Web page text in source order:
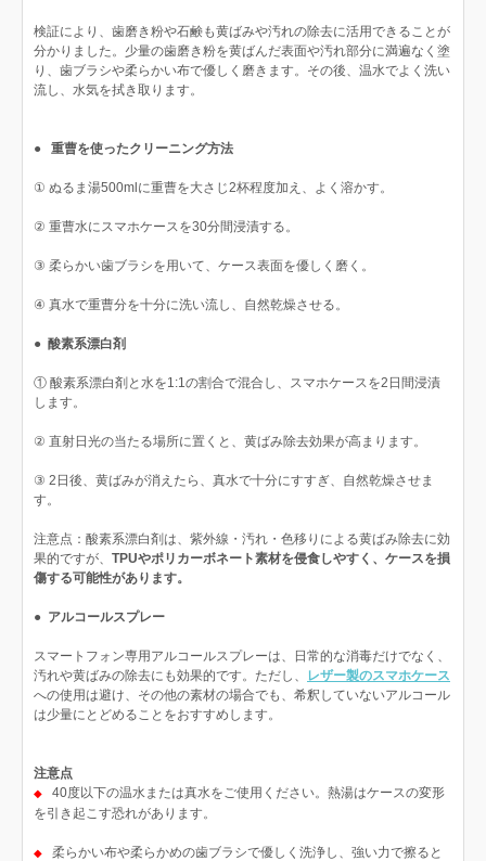
検証により、歯磨き粉や石鹸も黄ばみや汚れの除去に活用できることが
分かりました。少量の歯磨き粉を黄ばんだ表面や汚れ部分に満遍なく塗
り、歯ブラシや柔らかい布で優しく磨きます。その後、温水でよく洗い
流し、水気を拭き取ります。
● 重曹を使ったクリーニング方法
① ぬるま湯500mlに重曹を大さじ2杯程度加え、よく溶かす。
② 重曹水にスマホケースを30分間浸漬する。
③ 柔らかい歯ブラシを用いて、ケース表面を優しく磨く。
④ 真水で重曹分を十分に洗い流し、自然乾燥させる。
● 酸素系漂白剤
① 酸素系漂白剤と水を1:1の割合で混合し、スマホケースを2日間浸漬
します。
② 直射日光の当たる場所に置くと、黄ばみ除去効果が高まります。
③ 2日後、黄ばみが消えたら、真水で十分にすすぎ、自然乾燥させま
す。
注意点：酸素系漂白剤は、紫外線・汚れ・色移りによる黄ばみ除去に効
果的ですが、 TPUやポリカーボネート素材を侵食しやすく、ケースを損
傷する可能性があります。
● アルコールスプレー
スマートフォン専用アルコールスプレーは、日常的な消毒だけでなく、
汚れや黄ばみの除去にも効果的です。ただし、
レザー製のスマホケース
への使用は避け、その他の素材の場合でも、希釈していないアルコール
は少量にとどめることをおすすめします。
注意点
◆ 40度以下の温水または真水をご使用ください。熱湯はケースの変形
を引き起こす恐れがあります。
◆
柔らかい布や柔らかめの歯ブラシで優しく洗浄し、強い力で擦ると